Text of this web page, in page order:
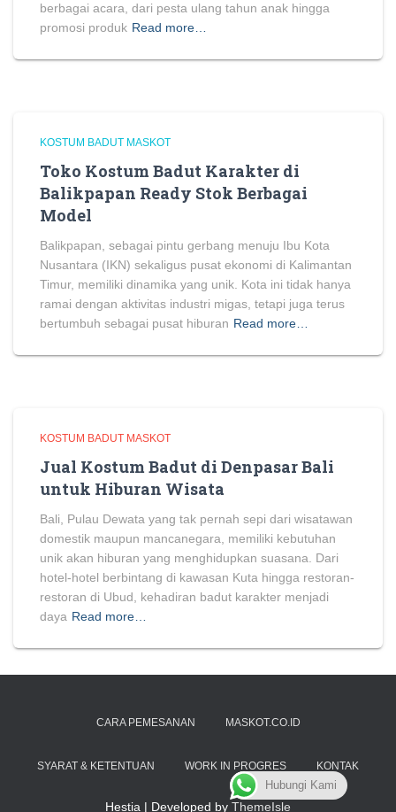
berbagai acara, dari pesta ulang tahun anak hingga
promosi produk Read more…
KOSTUM BADUT MASKOT
Toko Kostum Badut Karakter di
Balikpapan Ready Stok Berbagai
Model
Balikpapan, sebagai pintu gerbang menuju Ibu Kota
Nusantara (IKN) sekaligus pusat ekonomi di Kalimantan
Timur, memiliki dinamika yang unik. Kota ini tidak hanya
ramai dengan aktivitas industri migas, tetapi juga terus
bertumbuh sebagai pusat hiburan Read more…
KOSTUM BADUT MASKOT
Jual Kostum Badut di Denpasar Bali
untuk Hiburan Wisata
Bali, Pulau Dewata yang tak pernah sepi dari wisatawan
domestik maupun mancanegara, memiliki kebutuhan
unik akan hiburan yang menghidupkan suasana. Dari
hotel-hotel berbintang di kawasan Kuta hingga restoran-
restoran di Ubud, kehadiran badut karakter menjadi
daya Read more…
CARA PEMESANAN MASKOT.CO.ID
SYARAT & KETENTUAN WORK IN PROGRES KONTAK
Hestia | Developed by ThemeIsle
Hubungi Kami